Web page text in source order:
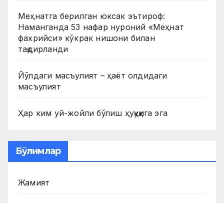
Меҳнатга берилган юксак эътироф:
Наманганда 53 нафар нуроний «Меҳнат
фахрийси» кўкрак нишони билан
тақдирланди
Йўлдаги масъулият – ҳаёт олдидаги
масъулият
Ҳар ким уй-жойли бўлиш ҳуқуқига эга
Бўлимлар
Жамият